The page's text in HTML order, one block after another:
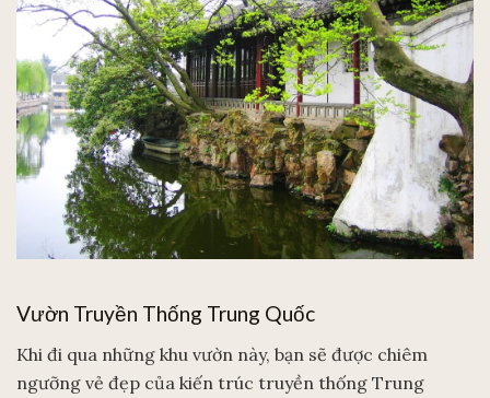
Vườn Truyền Thống Trung Quốc
Khi đi qua những khu vườn này, bạn sẽ được chiêm
ngưỡng vẻ đẹp của kiến trúc truyền thống Trung